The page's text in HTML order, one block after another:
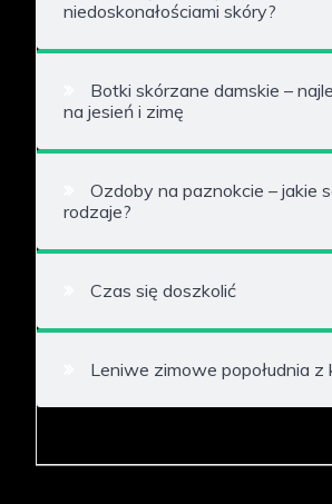
niedoskonałościami skóry?
Botki skórzane damskie –
na jesień i zimę
Ozdoby na paznokcie – jakie
rodzaje?
Czas się doszkolić
Leniwe zimowe popołudnia z